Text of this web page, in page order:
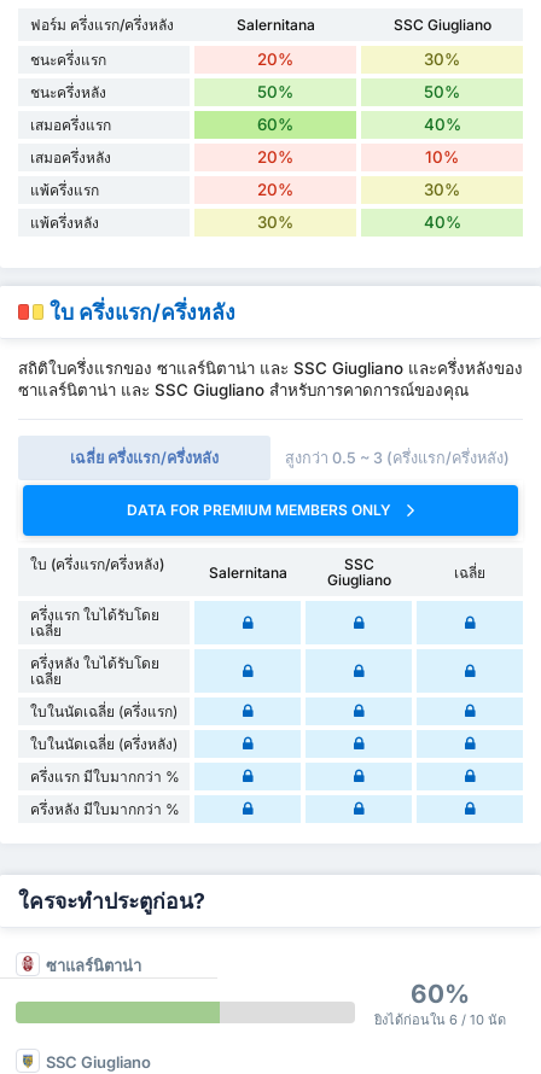
ฟอร์ม ครึ่งแรก/ครึ่งหลัง Salernitana
SSC Giugliano
ชนะครึ่งแรก
20% 30%
ชนะครึ่งหลัง 50% 50%
เสมอครึ่งแรก 60% 40%
เสมอครึ่งหลัง 20% 10%
แพ้ครึ่งแรก 20% 30%
แพ้ครึ่งหลัง 30% 40%
ใบ ครึ่งแรก/ครึ่งหลัง
สถิติใบครึ่งแรกของ ซาแลร์นิตาน่า และ SSC Giugliano และครึ่งหลังของ
ซาแลร์นิตาน่า และ SSC Giugliano สำหรับการคาดการณ์ของคุณ
เฉลี่ย ครึ่งแรก/ครึ่งหลัง สูงกว่า 0.5 ~ 3 (ครึ่งแรก/ครึ่งหลัง)
DATA FOR PREMIUM MEMBERS ONLY
ใบ (ครึ่งแรก/ครึ่งหลัง) Salernitana
SSC
Giugliano
เฉลี่ย
ครึ่งแรก ใบได้รับโดย
เฉลี่ย
ครึ่งหลัง ใบได้รับโดย
เฉลี่ย
ใบในนัดเฉลี่ย (ครึ่งแรก)
ใบในนัดเฉลี่ย (ครึ่งหลัง)
ครึ่งแรก มีใบมากกว่า %
ครึ่งหลัง มีใบมากกว่า %
ใครจะทำประตูก่อน?
ซาแลร์นิตาน่า
60%
ยิงได้ก่อนใน 6 / 10 นัด
SSC Giugliano